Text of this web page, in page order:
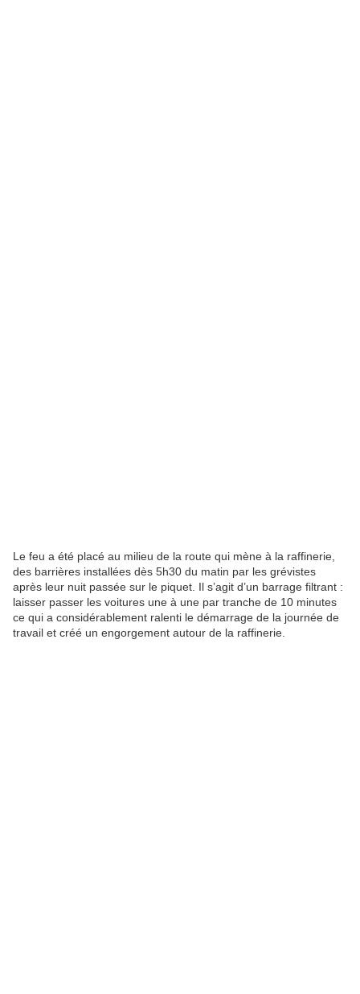
Le feu a été placé au milieu de la route qui mène à la raffinerie,
des barrières installées dès 5h30 du matin par les grévistes
après leur nuit passée sur le piquet. Il s’agit d’un barrage filtrant :
laisser passer les voitures une à une par tranche de 10 minutes
ce qui a considérablement ralenti le démarrage de la journée de
travail et créé un engorgement autour de la raffinerie.